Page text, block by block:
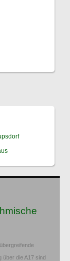
über die A17 sind